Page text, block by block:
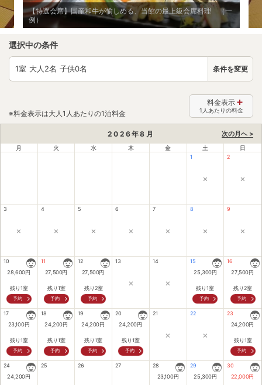
【特選会席】国産和牛が愉しめる、当館の最上級会席料理 （一
例）
選択中の条件
1室 大人 2名 子供0名 条件を変更
※料金表示は大人1人あたりの1泊料金
料金表示
1人あたりの料金
次の月へ >
2026年8 月
月 火 水 木 金 土 日
1
×
2
×
3
×
4
×
5
×
6
×
7
×
8
×
9
×
10
28,600円
残り1室
予約
11
27,500円
残り1室
予約
12
27,500円
残り2室
予約
13
×
14
×
15
25,300円
残り1室
予約
16
27,500円
残り2室
予約
17
23,100円
残り1室
予約
18
24,200円
残り1室
予約
19
24,200円
残り1室
予約
20
24,200円
残り1室
予約
21
×
22
×
23
24,200円
残り1室
予約
24
24,200円
25 26 27 28
23,100円
29
25,300円
30
22,000円